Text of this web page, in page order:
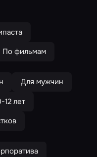
По фильмам
Для мужчин
12 лет